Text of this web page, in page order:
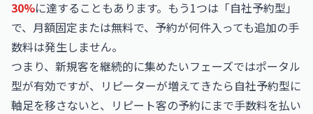
30%に達することもあります。もう1つは「自社予約型」
で、月額固定または無料で、予約が何件入っても追加の手
数料は発生しません。
つまり、新規客を継続的に集めたいフェーズではポータル
型が有効ですが、リピーターが増えてきたら自社予約型に
軸足を移さないと、リピート客の予約にまで手数料を払い